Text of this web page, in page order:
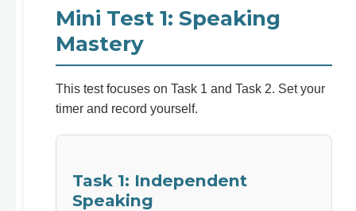
Mini Test 1: Speaking
Mastery
This test focuses on Task 1 and Task 2. Set your
timer and record yourself.
Task 1: Independent
Speaking